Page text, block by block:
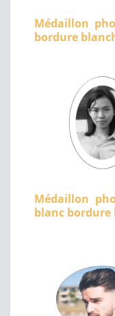
Médaillon
bordure
Médaillon
blanc bordure